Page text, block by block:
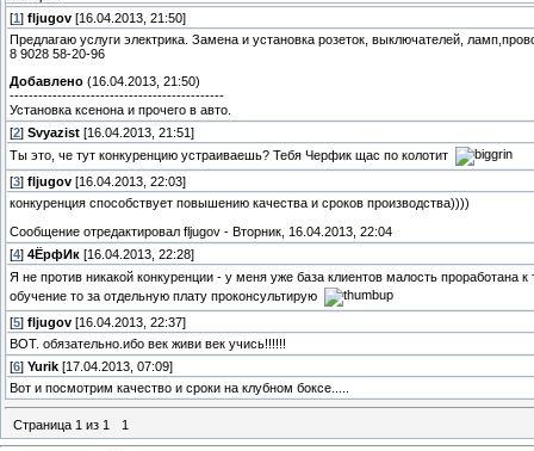
[1 ] fljugov [16.04.2013, 21:50]
Предлагаю услуги электрика. Замена и установка розеток, выключателей,
8 9028 58-20-96
Добавлено (16.04.2013, 21:50)
---------------------------------------------
Установка ксенона и прочего в авто.
[2] Svyazist [16.04.2013, 21:51]
Ты это, че тут конкуренцию устраиваешь? Тебя Черфик щас по колотит
[3] fljugov [16.04.2013, 22:03]
конкуренция способствует повышению качества и сроков производства))))
Сообщение отредактировал fljugov - Вторник, 16.04.2013, 22:04
[4] 4ЁрфИк [16.04.2013, 22:28]
Я не против никакой конкуренции - у меня уже база клиентов малость проработана
обучение то за отдельную плату проконсультирую
[5] fljugov [16.04.2013, 22:37]
ВОТ. обязательно.ибо век живи век учись!!!!!!
[6] Yurik [17.04.2013, 07:09]
Вот и посмотрим качество и сроки на клубном боксе.....
Страница 1 из 1 1